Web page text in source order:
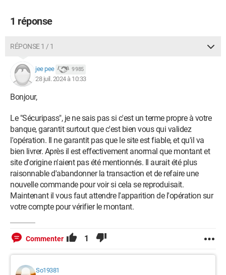
1 réponse
RÉPONSE 1 / 1
jee pee 9 985
28 juil. 2024 à 10:33
Bonjour,
Le "Sécuripass", je ne sais pas si c'est un terme propre à votre
banque, garantit surtout que c'est bien vous qui validez
l'opération. Il ne garantit pas que le site est fiable, et qu'il va
bien livrer. Après il est effectivement anormal que montant et
site d'origine n'aient pas été mentionnés. Il aurait été plus
raisonnable d'abandonner la transaction et de refaire une
nouvelle commande pour voir si cela se reproduisait.
Maintenant il vous faut attendre l'apparition de l'opération sur
votre compte pour vérifier le montant.
Commenter 1
So19381